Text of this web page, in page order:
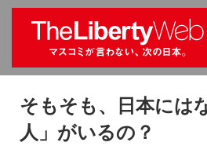
そもそも、日本には
人」がいるの？